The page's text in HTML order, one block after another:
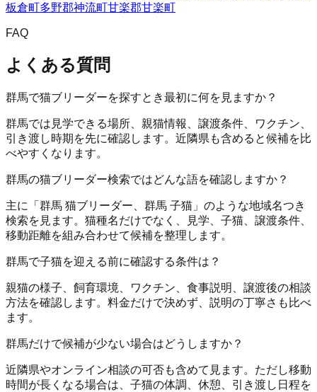
板倉町多野郡神流町甘楽郡甘楽町
FAQ
よくある質問
群馬で猫ブリーダーを探すとき最初に何を見ますか？
群馬では見学できる場所、親猫情報、譲渡条件、ワクチン、
引き渡し時期を先に確認します。近隣県も含めると候補を比
べやすくなります。
群馬の猫ブリーダー検索ではどんな語を確認しますか？
主に「群馬 猫ブリーダー、群馬 子猫」のような地域名つき
検索を見ます。猫種名だけでなく、見学、子猫、譲渡条件、
移動距離を組み合わせて候補を整理します。
群馬で子猫を迎える前に確認する条件は？
親猫の様子、飼育環境、ワクチン、食事説明、譲渡後の相談
方法を確認します。料金だけで決めず、説明の丁寧さも比べ
ます。
群馬だけで候補が少ない場合はどうしますか？
近隣県やオンライン相談の可否も含めて見ます。ただし移動
時間が長くなる場合は、子猫の体調、休憩、引き渡し日程を